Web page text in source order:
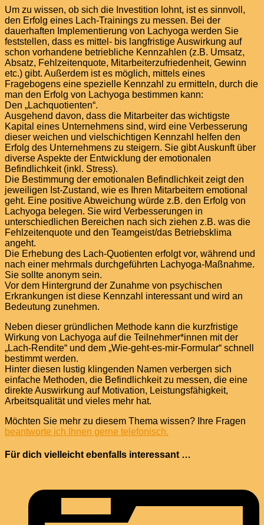
Um zu wissen, ob sich die Investition lohnt, ist es sinnvoll,
den Erfolg eines Lach-Trainings zu messen. Bei der
dauerhaften Implementierung von Lachyoga werden Sie
feststellen, dass es mittel- bis langfristige Auswirkung auf
schon vorhandene betriebliche Kennzahlen (z.B. Umsatz,
Absatz, Fehlzeitenquote, Mitarbeiterzufriedenheit, Gewinn
etc.) gibt. Außerdem ist es möglich, mittels eines
Fragebogens eine spezielle Kennzahl zu ermitteln, durch die
man den Erfolg von Lachyoga bestimmen kann:
Den „Lachquotienten“.
Ausgehend davon, dass die Mitarbeiter das wichtigste
Kapital eines Unternehmens sind, wird eine Verbesserung
dieser weichen und vielschichtigen Kennzahl helfen den
Erfolg des Unternehmens zu steigern. Sie gibt Auskunft über
diverse Aspekte der Entwicklung der emotionalen
Befindlichkeit (inkl. Stress).
Die Bestimmung der emotionalen Befindlichkeit zeigt den
jeweiligen Ist-Zustand, wie es Ihren Mitarbeitern emotional
geht. Eine positive Abweichung würde z.B. den Erfolg von
Lachyoga belegen. Sie wird Verbesserungen in
unterschiedlichen Bereichen nach sich ziehen z.B. was die
Fehlzeitenquote und den Teamgeist/das Betriebsklima
angeht.
Die Erhebung des Lach-Quotienten erfolgt vor, während und
nach einer mehrmals durchgeführten Lachyoga-Maßnahme.
Sie sollte anonym sein.
Vor dem Hintergrund der Zunahme von psychischen
Erkrankungen ist diese Kennzahl interessant und wird an
Bedeutung zunehmen.
Neben dieser gründlichen Methode kann die kurzfristige
Wirkung von Lachyoga auf die Teilnehmer*innen mit der
„Lach-Rendite“ und dem „Wie-geht-es-mir-Formular“ schnell
bestimmt werden.
Hinter diesen lustig klingenden Namen verbergen sich
einfache Methoden, die Befindlichkeit zu messen, die eine
direkte Auswirkung auf Motivation, Leistungsfähigkeit,
Arbeitsqualität und vieles mehr hat.
Möchten Sie mehr zu diesem Thema wissen? Ihre Fragen
beantworte ich Ihnen gerne telefonisch.
Für dich vielleicht ebenfalls interessant …